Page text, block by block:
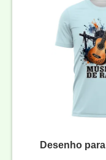
Desenho